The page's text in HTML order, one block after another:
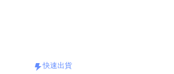
快速出貨